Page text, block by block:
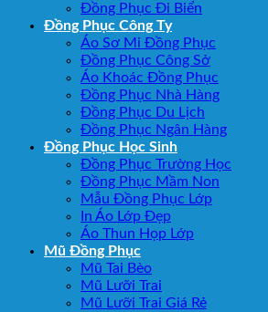
Đồng Phục Đi Biển
Đồng Phục Công Ty
Áo Sơ Mi Đồng Phục
Đồng Phục Công Sở
Áo Khoác Đồng Phục
Đồng Phục Nhà Hàng
Đồng Phục Du Lịch
Đồng Phục Ngân Hàng
Đồng Phục Học Sinh
Đồng Phục Trường Học
Đồng Phục Mầm Non
Mẫu Đồng Phục Lớp
In Áo Lớp Đẹp
Áo Thun Họp Lớp
Mũ Đồng Phục
Mũ Tai Bèo
Mũ Lưỡi Trai
Mũ Lưỡi Trai Giá Rẻ